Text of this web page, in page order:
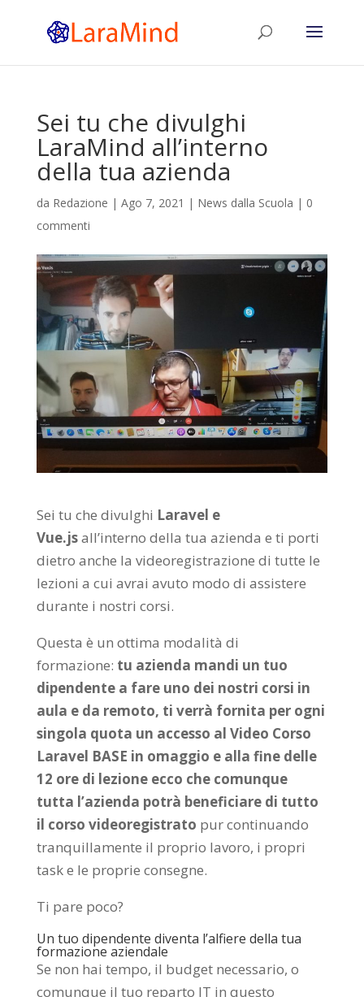
Sei tu che divulghi
LaraMind all’interno
della tua azienda
da Redazione | Ago 7, 2021 | News dalla Scuola | 0
commenti
Sei tu che divulghi Laravel e
Vue.jsall’interno della tua azienda e ti porti
dietro anche la videoregistrazione di tutte le
lezioni a cui avrai avuto modo di assistere
durante i nostri corsi.
Questa è un ottima modalità di
formazione: tu azienda mandi un tuo
dipendente a fare uno dei nostri corsi in
aula e da remoto, ti verrà fornita per ogni
singola quota un accesso al Video Corso
Laravel BASE in omaggio e alla fine delle
12 ore di lezione ecco che comunque
tutta l’azienda potrà beneficiare di tutto
il corso videoregistrato pur continuando
tranquillamente il proprio lavoro, i propri
task e le proprie consegne.
Ti pare poco?
Un tuo dipendente diventa l’alfiere della tua
formazione aziendale
Se non hai tempo, il budget necessario, o
comunque il tuo reparto IT in questo